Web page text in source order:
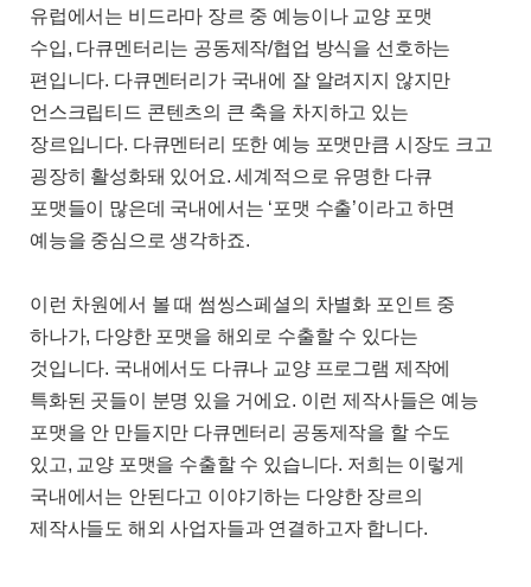
유럽에서는 비드라마 장르 중 예능이나 교양 포맷
수입, 다큐멘터리는 공동제작/협업 방식을 선호하는
편입니다. 다큐멘터리가 국내에 잘 알려지지 않지만
언스크립티드 콘텐츠의 큰 축을 차지하고 있는
장르입니다. 다큐멘터리 또한 예능 포맷만큼 시장도 크고
굉장히 활성화돼 있어요.세계적으로 유명한 다큐
포맷들이 많은데 국내에서는 ‘포맷 수출’이라고 하면
예능을 중심으로 생각하죠.
이런 차원에서 볼 때 썸씽스페셜의 차별화 포인트 중
하나가, 다양한 포맷을 해외로 수출할 수 있다는
것입니다. 국내에서도 다큐나 교양 프로그램 제작에
특화된 곳들이 분명 있을 거에요. 이런 제작사들은 예능
포맷을 안 만들지만 다큐멘터리 공동제작을 할 수도
있고, 교양 포맷을 수출할 수 있습니다. 저희는 이렇게
국내에서는 안된다고 이야기하는 다양한 장르의
제작사들도 해외 사업자들과 연결하고자 합니다.